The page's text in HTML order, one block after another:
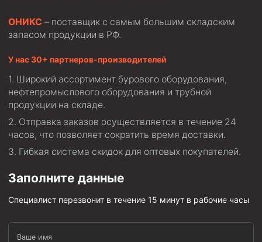
Быстроразъёмные соединения (БРС)
Рукава буровые
Стропы
Стропы канатные ВК
Стропы канатные
Стропы текстильные
Стропы цепные
Канаты стальные
ОНИКС – поставщик с самым большим складским
запасом продукции в РФ.
У нас 30+ партнеров-производителей
Широкий ассортимент бурового оборудования,
нефтепромыслового оборудования и трубной
продукции на складе.
Отправка заказов осуществляется в течение 24
часов, что позволяет сократить время доставки.
Гибкая система скидок для оптовых покупателей.
Заполните данные
Специалист перезвонит в течение 15 минут в рабочие часы
Ваше имя